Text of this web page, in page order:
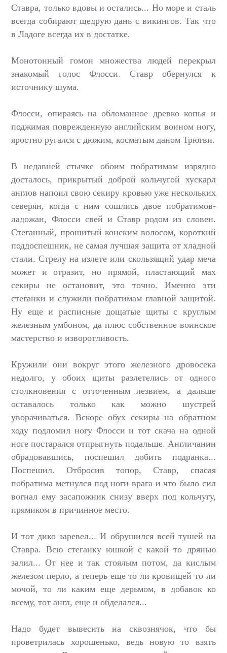
Ставра, только вдовы и остались... Но море и сталь
всегда собирают щедрую дань с викингов. Так что
в Ладоге всегда их в достатке.
Монотонный гомон множества людей перекрыл
знакомый голос Флосси. Ставр обернулся к
источнику шума.
Флосси, опираясь на обломанное древко копья и
поджимая поврежденную английским воином ногу,
яростно ругался с дюжим, косматым даном Трюгви.
В недавней стычке обоим побратимам изрядно
досталось, прикрытый доброй кольчугой хускарл
англов напоил свою секиру кровью уже нескольких
северян, когда с ним сошлись двое побратимов-
ладожан, Флосси свей и Ставр родом из словен.
Стеганный, прошитый конским волосом, короткий
поддоспешник, не самая лучшая защита от хладной
стали. Стрелу на излете или скользящий удар меча
может и отразит, но прямой, пластающий мах
секиры не остановит, это точно. Именно эти
стеганки и служили побратимам главной защитой.
Ну еще и расписные дощатые щиты с круглым
железным умбоном, да плюс собственное воинское
мастерство и изворотливость.
Кружили они вокруг этого железного дровосека
недолго, у обоих щиты разлетелись от одного
столкновения с отточенным лезвием, а дальше
оставалось только как можно шустрей
уворачиваться. Вскоре обух секиры на обратном
ходу подломил ногу Флосси и тот скача на одной
ноге постарался отпрыгнуть подальше. Англичанин
обрадовавшись, поспешил добить подранка...
Поспешил. Отбросив топор, Ставр, спасая
побратима метнулся под ноги врага и что было сил
вогнал ему засапожник снизу вверх под кольчугу,
прямиком в причинное место.
И тот дико заревел... И обрушился всей тушей на
Ставра. Всю стеганку юшкой с какой то дрянью
залил... От нее и так стоялым потом, да кислым
железом перло, а теперь еще то ли кровищей то ли
мочой, то ли каким еще дерьмом, в добавок ко
всему, тот англ, еще и обделался...
Надо будет вывесить на сквознячок, что бы
проветрилась хорошенько, ведь новую то взять